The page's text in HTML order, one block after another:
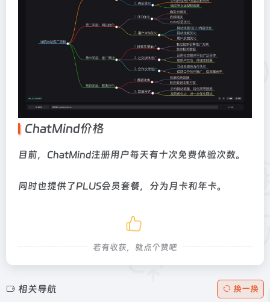
ChatMind价格
目前，ChatMind注册用户每天有十次免费体验次数。
同时也提供了PLUS会员套餐，分为月卡和年卡。
若有收获，就点个赞吧
相关导航 换一换